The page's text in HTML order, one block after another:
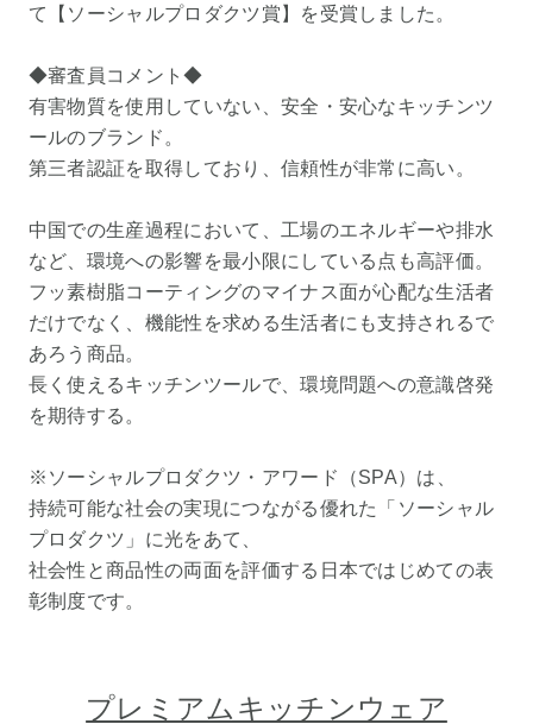
て【ソーシャルプロダクツ賞】を受賞しました。
◆審査員コメント◆
有害物質を使用していない、安全・安心なキッチンツ
ールのブランド。
第三者認証を取得しており、信頼性が非常に高い。
中国での生産過程において、工場のエネルギーや排水
など、環境への影響を最小限にしている点も高評価。
フッ素樹脂コーティングのマイナス面が心配な生活者
だけでなく、機能性を求める生活者にも支持されるで
あろう商品。
長く使えるキッチンツールで、環境問題への意識啓発
を期待する。
※ソーシャルプロダクツ・アワード（SPA）は、
持続可能な社会の実現につながる優れた「ソーシャル
プロダクツ」に光をあて、
社会性と商品性の両面を評価する日本ではじめての表
彰制度です。
プレミアムキッチンウェア